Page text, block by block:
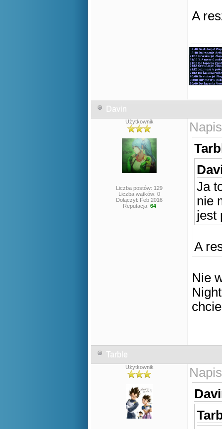
A
Davin
Użytkownik
Liczba postów: 129
Liczba wątków: 0
Dołączył: Feb 2016
Reputacja: 64
Ja
nie
jest
A
Nie
Tarble
Użytkownik